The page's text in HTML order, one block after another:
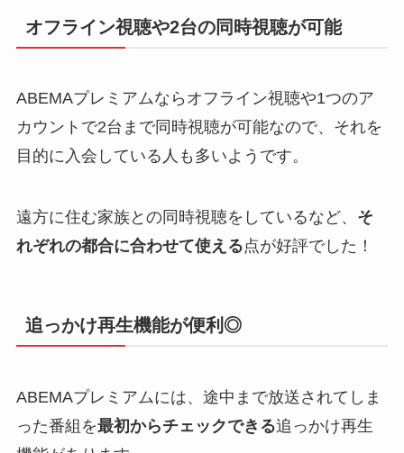
オフライン視聴や2台の同時視聴が可能
ABEMAプレミアムならオフライン視聴や1つのア
カウントで2台まで同時視聴が可能なので、それを
目的に入会している人も多いようです。
遠方に住む家族との同時視聴をしているなど、 そ
れぞれの都合に合わせて使える点が好評でした！
追っかけ再生機能が便利◎
ABEMAプレミアムには、途中まで放送されてしま
った番組を最初からチェックできる追っかけ再生